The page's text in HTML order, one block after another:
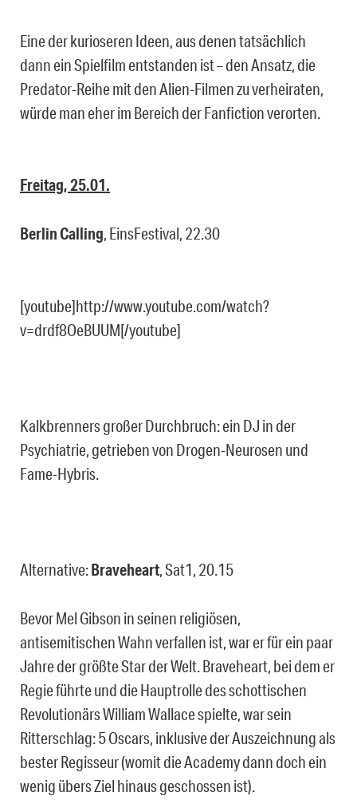
Eine der kurioseren Ideen, aus denen tatsächlich
dann ein Spielfilm entstanden ist – den Ansatz, die
Predator-Reihe mit den Alien-Filmen zu verheiraten,
würde man eher im Bereich der Fanfiction verorten.
Freitag, 25.01.
Berlin Calling, EinsFestival, 22.30
[youtube]http://www.youtube.com/watch?
v=drdf8OeBUUM[/youtube]
Kalkbrenners großer Durchbruch: ein DJ in der
Psychiatrie, getrieben von Drogen-Neurosen und
Fame-Hybris.
Alternative:Braveheart, Sat1, 20.15
Bevor Mel Gibson in seinen religiösen,
antisemitischen Wahn verfallen ist, war er für ein paar
Jahre der größte Star der Welt. Braveheart, bei dem er
Regie führte und die Hauptrolle des schottischen
Revolutionärs William Wallace spielte, war sein
Ritterschlag: 5 Oscars, inklusive der Auszeichnung als
bester Regisseur (womit die Academy dann doch ein
wenig übers Ziel hinaus geschossen ist).